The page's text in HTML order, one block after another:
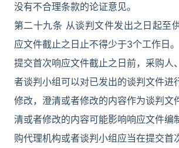
没有不合理条款的论证意见。
第二十九条 从谈判文件发出之日起至
应文件截止之日止不得少于3个工作日。
提交首次响应文件截止之日前，采购人
者谈判小组可以对已发出的谈判文件进
修改，澄清或者修改的内容作为谈判文
清或者修改的内容可能影响响应文件编
购代理机构或者谈判小组应当在提交首